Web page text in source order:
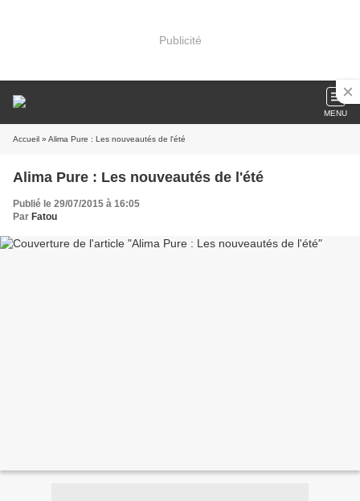
Publicité
MENU
Accueil » Alima Pure : Les nouveautés de l'été
Alima Pure : Les nouveautés de l'été
Publié le 29/07/2015 à 16:05
Par Fatou